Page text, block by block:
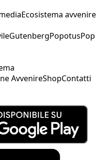
Ecosistema avvenire
GutenbergPopotusPop
AvvenireShopContatti